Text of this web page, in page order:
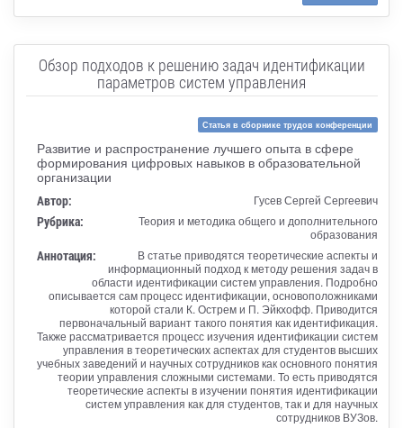
Обзор подходов к решению задач идентификации
параметров систем управления
Статья в сборнике трудов конференции
Развитие и распространение лучшего опыта в сфере
формирования цифровых навыков в образовательной
организации
Автор: Гусев Сергей Сергеевич
Рубрика:
Теория и методика общего и дополнительного
образования
Аннотация:
В статье приводятся теоретические аспекты и
информационный подход к методу решения задач в
области идентификации систем управления. Подробно
описывается сам процесс идентификации, основоположниками
которой стали К. Острем и П. Эйкхофф. Приводится
первоначальный вариант такого понятия как идентификация.
Также рассматривается процесс изучения идентификации систем
управления в теоретических аспектах для студентов высших
учебных заведений и научных сотрудников как основного понятия
теории управления сложными системами. То есть приводятся
теоретические аспекты в изучении понятия идентификации
систем управления как для студентов, так и для научных
сотрудников ВУЗов.